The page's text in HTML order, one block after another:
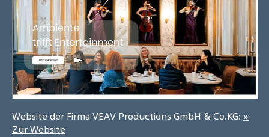
Website der Firma VEAV Productions GmbH & Co.KG: »
Zur Website